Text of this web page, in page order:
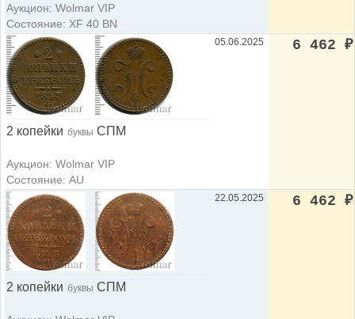
Аукцион: Wolmar VIP
Состояние: XF 40 BN
2 копейки буквы СПМ
Аукцион: Wolmar VIP
Состояние: AU
05.06.2025 6 462 ₽
2 копейки буквы СПМ
22.05.2025 6 462 ₽